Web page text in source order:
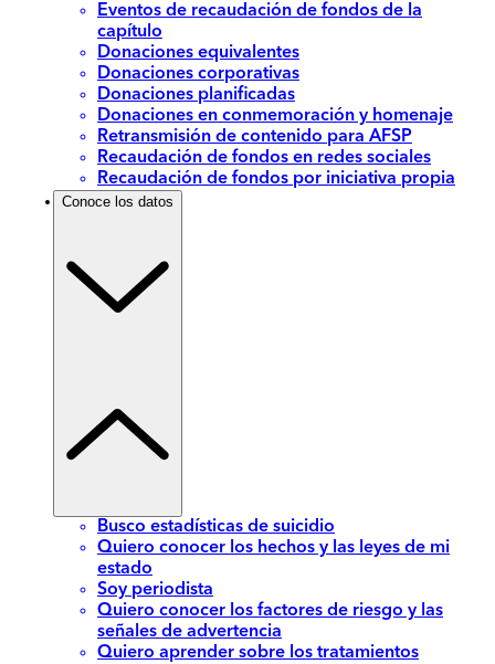
Eventos de recaudación de fondos de la
capítulo
Donaciones equivalentes
Donaciones corporativas
Donaciones planificadas
Donaciones en conmemoración y homenaje
Retransmisión de contenido para AFSP
Recaudación de fondos en redes sociales
Recaudación de fondos por iniciativa propia
Conoce los datos
Busco estadísticas de suicidio
Quiero conocer los hechos y las leyes de mi
estado
Soy periodista
Quiero conocer los factores de riesgo y las
señales de advertencia
Quiero aprender sobre los tratamientos